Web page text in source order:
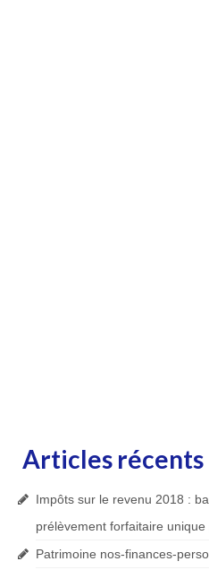
Articles récents
Impôts sur le revenu 2018 :
prélèvement forfaitaire
Patrimoine nos-finances-